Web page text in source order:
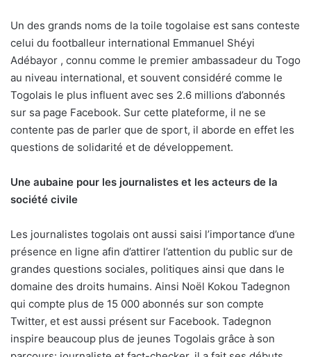
Un des grands noms de la toile togolaise est sans conteste
celui du footballeur international Emmanuel Shéyi
Adébayor , connu comme le premier ambassadeur du Togo
au niveau international, et souvent considéré comme le
Togolais le plus influent avec ses 2.6 millions d’abonnés
sur sa page Facebook. Sur cette plateforme, il ne se
contente pas de parler que de sport, il aborde en effet les
questions de solidarité et de développement.
Une aubaine pour les journalistes et les acteurs de la
société civile
Les journalistes togolais ont aussi saisi l’importance d’une
présence en ligne afin d’attirer l’attention du public sur de
grandes questions sociales, politiques ainsi que dans le
domaine des droits humains. Ainsi Noël Kokou Tadegnon
qui compte plus de 15 000 abonnés sur son compte
Twitter, et est aussi présent sur Facebook. Tadegnon
inspire beaucoup plus de jeunes Togolais grâce à son